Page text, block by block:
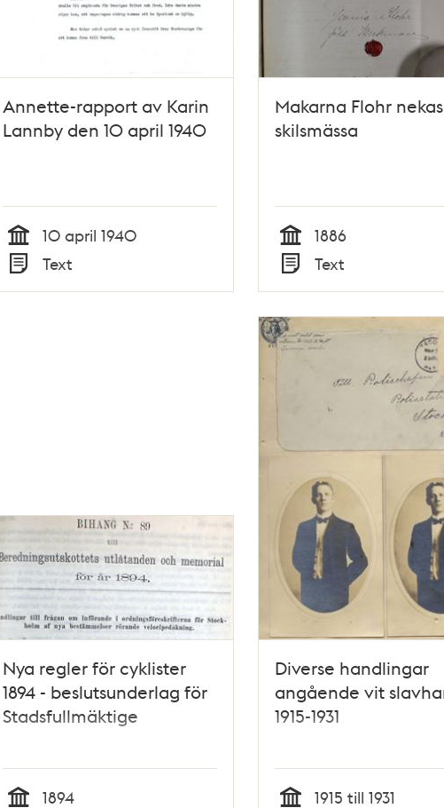
Annette-rapport av Karin
Lannby den 10 april 1940
Tid
10 april 1940
Typ
Text
Makarna Flohr nekas
skilsmässa
Tid
1886
Typ
Text
Nya regler för cyklister
1894 - beslutsunderlag för
Stadsfullmäktige
1894
Diverse handlingar
angående vit
1915-1931
1915 till 1931